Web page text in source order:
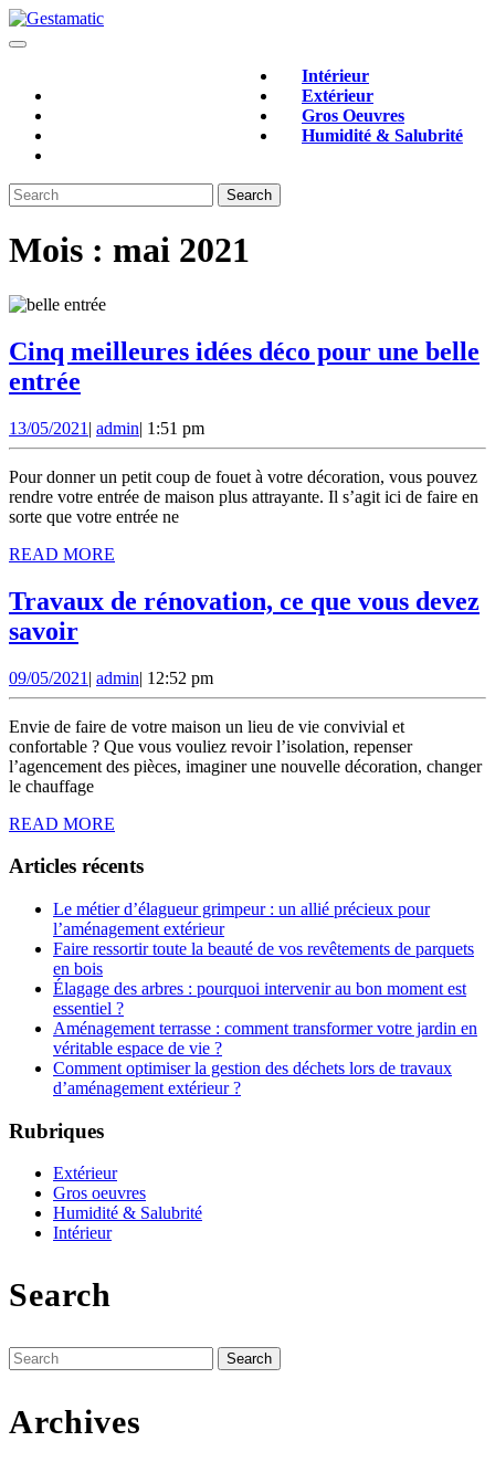
Skip
to
Open
Intérieur
Extérieur
Gros Oeuvres
Humidité & Salubrité
Search
for:
Mois : mai 2021
Cinq meilleures idées déco pour une belle
entrée
idées
déco
pour
une
belle
entrée
13/05/2021 13/05/2021
| adminadmin
| 1:51 pm
Pour donner un petit coup de fouet à votre décoration, vous pouvez
rendre votre entrée de maison plus attrayante. Il s’agit ici de faire en
sorte que votre entrée ne
READ MORE
Travaux de rénovation, ce que vous devez
savoirTravaux
rénovation,
ce
que
vous
savoir
09/05/2021 09/05/2021
| adminadmin
| 12:52 pm
Envie de faire de votre maison un lieu de vie convivial et
confortable ? Que vous vouliez revoir l’isolation, repenser
l’agencement des pièces, imaginer une nouvelle décoration, changer
le chauffage
READ MORE
Articles récents
Le métier d’élagueur grimpeur : un allié précieux pour
l’aménagement extérieur
Faire ressortir toute la beauté de vos revêtements de parquets
en bois
Élagage des arbres : pourquoi intervenir au bon moment est
essentiel ?
Aménagement terrasse : comment transformer votre jardin en
véritable espace de vie ?
Comment optimiser la gestion des déchets lors de travaux
d’aménagement extérieur ?
Rubriques
Extérieur
Gros oeuvres
Humidité & Salubrité
Intérieur
Search
Search
for:
Archives